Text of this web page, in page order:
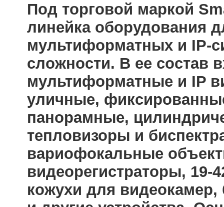
Под торговой маркой
линейка оборудования
мультиформатных и IP-
сложности. В ее состав
мультиформатные и IP
уличные,
панорамные,
тепловизоры и
вариофокальные
видеорегистраторы,
кожухи для